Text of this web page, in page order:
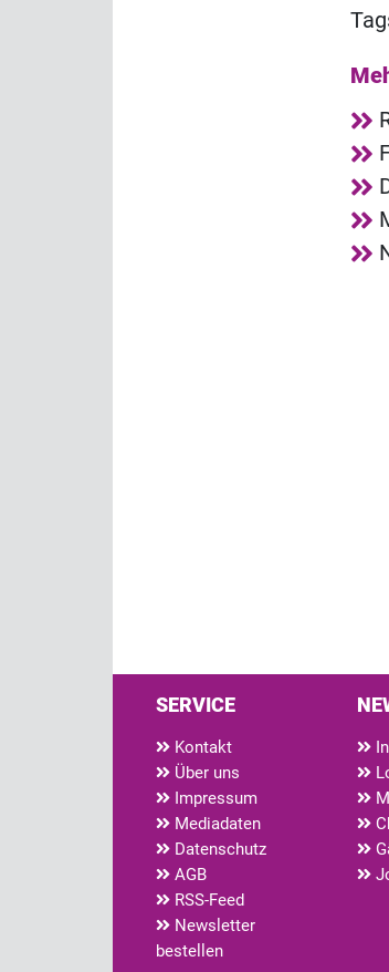
SERVICE
Kontakt
Über uns
Impressum
Mediadaten
Datenschutz
AGB
RSS-Feed
Newsletter
bestellen